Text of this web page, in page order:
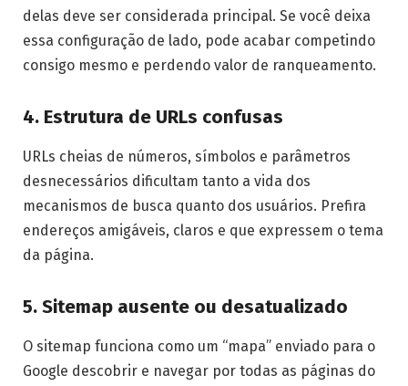
delas deve ser considerada principal. Se você deixa
essa configuração de lado, pode acabar competindo
consigo mesmo e perdendo valor de ranqueamento.
4. Estrutura de URLs confusas
URLs cheias de números, símbolos e parâmetros
desnecessários dificultam tanto a vida dos
mecanismos de busca quanto dos usuários. Prefira
endereços amigáveis, claros e que expressem o tema
da página.
5. Sitemap ausente ou desatualizado
O sitemap funciona como um “mapa” enviado para o
Google descobrir e navegar por todas as páginas do